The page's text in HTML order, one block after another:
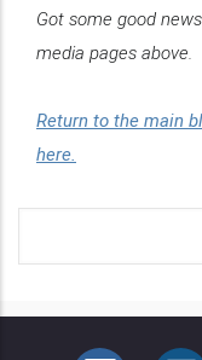
Got some good
media pages above.
Return to the main
here.
Address